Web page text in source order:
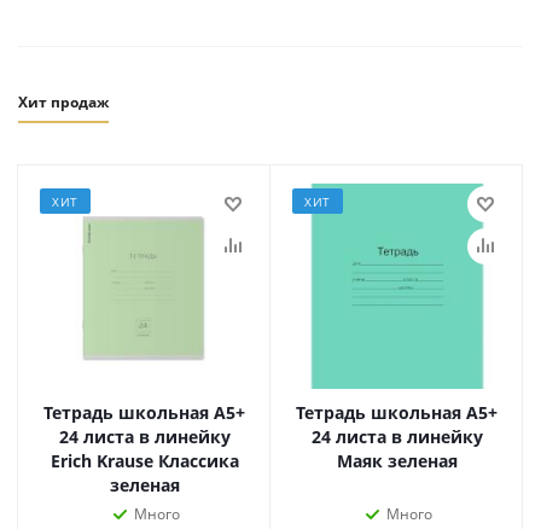
Хит продаж
ХИТ
Тетрадь школьная А5+
24 листа в линейку
Erich Krause Классика
зеленая
Много
ХИТ
Тетрадь школьная А5+
24 листа в линейку
Маяк зеленая
Много